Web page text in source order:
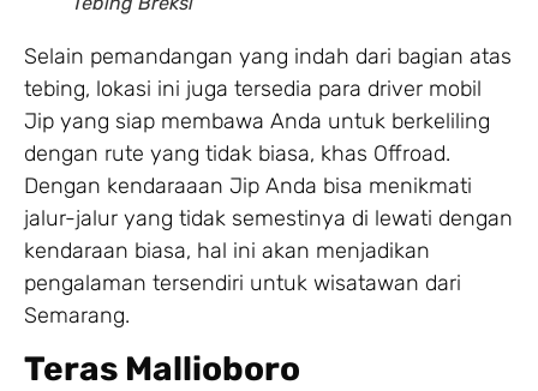
Selain pemandangan yang indah dari bagian atas
tebing, lokasi ini juga tersedia para driver mobil
Jip yang siap membawa Anda untuk berkeliling
dengan rute yang tidak biasa, khas Offroad.
Dengan kendaraaan Jip Anda bisa menikmati
jalur-jalur yang tidak semestinya di lewati dengan
kendaraan biasa, hal ini akan menjadikan
pengalaman tersendiri untuk wisatawan dari
Semarang.
Teras Mallioboro